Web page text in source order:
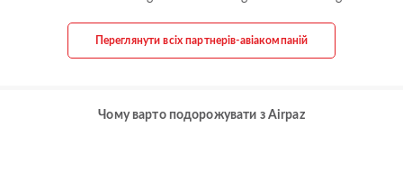
Переглянути всіх партнерів-авіакомпаній
Чому варто подорожувати з Airpaz